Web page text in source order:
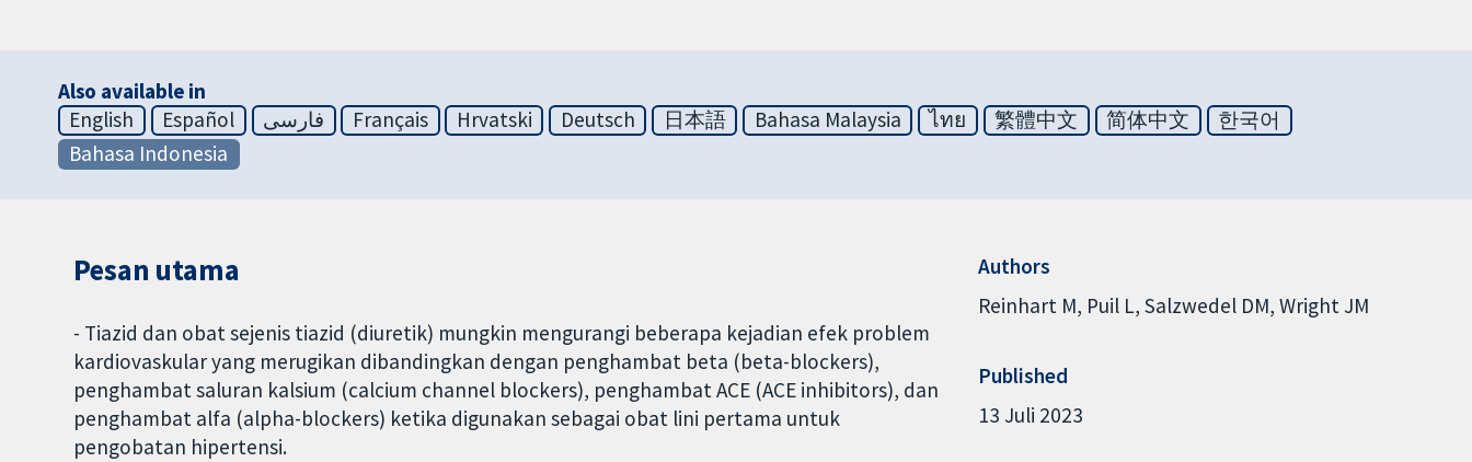
Also available in
English
Español فارسی Français Hrvatski Deutsch 日本語 Bahasa Malaysia ไทย 繁體中文 简体中文
한국어
Bahasa Indonesia
Pesan utama
- Tiazid dan obat sejenis tiazid (diuretik) mungkin mengurangi beberapa kejadian efek problem
kardiovaskular yang merugikan dibandingkan dengan penghambat beta (beta-blockers),
penghambat saluran kalsium (calcium channel blockers), penghambat ACE (ACE inhibitors), dan
penghambat alfa (alpha-blockers) ketika digunakan sebagai obat lini pertama untuk
pengobatan hipertensi.
Authors
Reinhart M Puil L Salzwedel DM Wright JM
Published
13 Juli 2023